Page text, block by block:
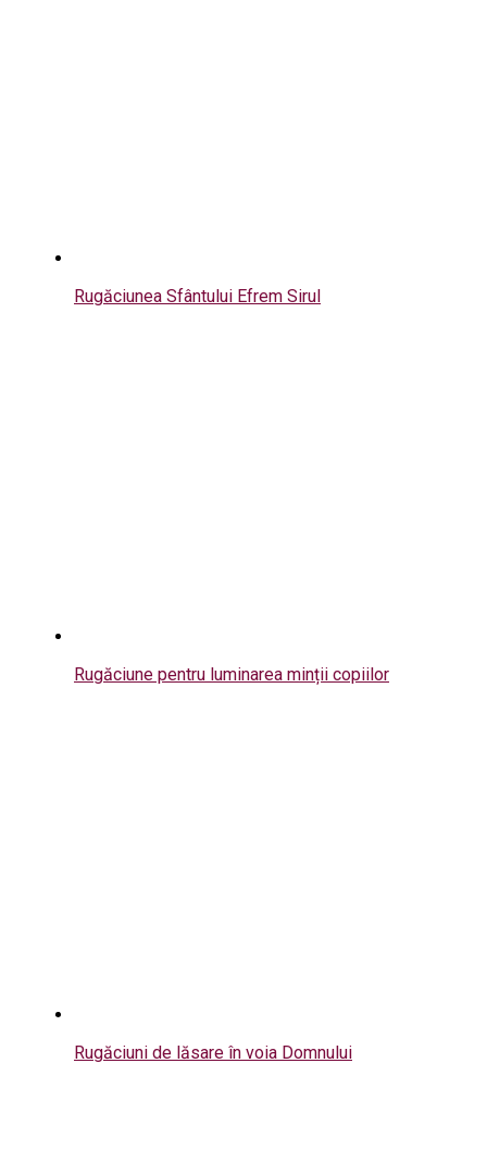
Rugăciunea Sfântului Efrem Sirul
Rugăciune pentru luminarea minții copiilor
Rugăciuni de lăsare în voia Domnului